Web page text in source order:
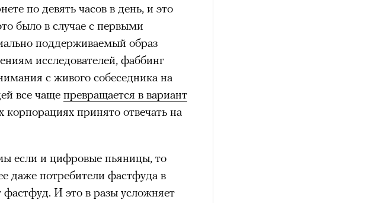
по девять часов в день, и это
было в случае с первыми
поддерживаемый образ
исследователей, фаббинг
с живого собеседника на
все чаще превращается в вариант
корпорациях принято отвечать на
если и цифровые пьяницы, то
даже потребители фастфуда в
фастфуд. И это в разы усложняет
отчетливо показывает
и горного туризма. В 2024-м в
что стало десятилетним
в том же году жертвами
300 человек (издание The Asahi
«погибших или пропавших без
вершина
унесла
года, когда при восхождении на
и погиблагруппа из пятерых
на одном из самых опасных